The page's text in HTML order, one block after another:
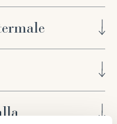
e allevia i
ricco di preziosi
distensive e